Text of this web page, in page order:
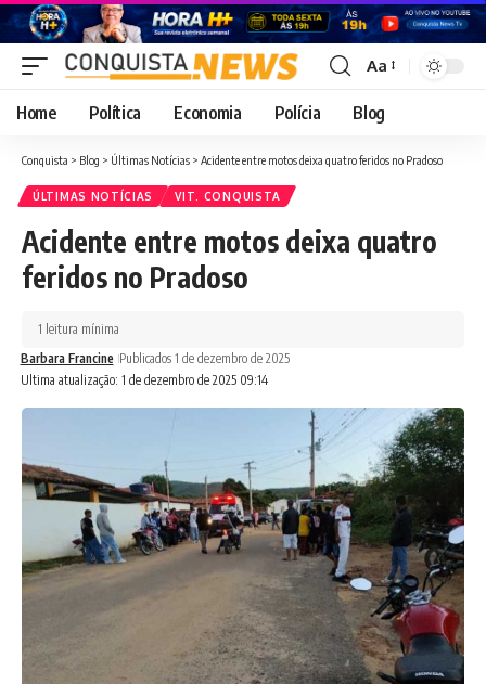
Font
Resizer
Aa
Home Política Economia Polícia Blog
Conquista > Blog > Últimas Notícias > Acidente entre motos deixa quatro feridos no Pradoso
ÚLTIMAS NOTÍCIAS VIT. CONQUISTA
Acidente entre motos deixa quatro
feridos no Pradoso
Ultima atualização: 1 de dezembro de 2025 09:14
Barbara Francine Publicados 1 de dezembro de 2025
1 leitura mínima